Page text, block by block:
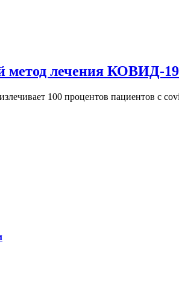
метод лечения КОВИД-19
100 процентов пациентов с